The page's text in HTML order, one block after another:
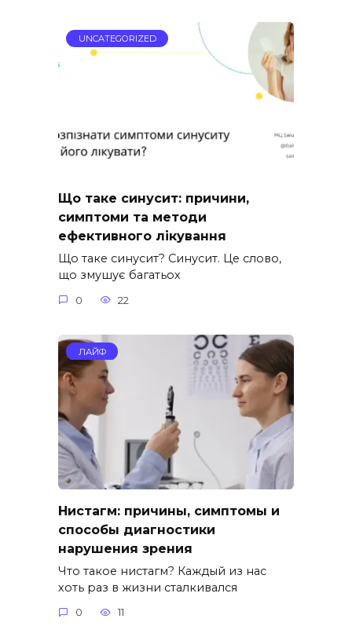
UNCATEGORIZED
Що таке синусит: причини,
симптоми та методи
ефективного лікування
Що таке синусит? Синусит. Це слово,
що змушує багатьох
0 22
ЛАЙФ
Нистагм: причины, симптомы и
способы диагностики
нарушения зрения
Что такое нистагм? Каждый из нас
хоть раз в жизни сталкивался
0 11